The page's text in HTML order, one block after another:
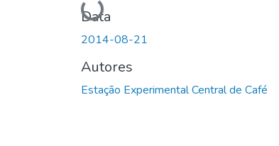
Carregando...
Data
2014-08-21
Autores
Estação Experimental Central de Café